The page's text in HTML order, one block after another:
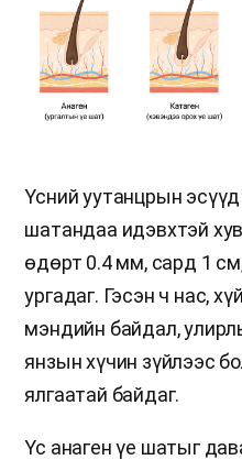
Үсний уутанцрын
шатандаа идэвхтэй
өдөрт 0.4 мм, сард 1
ургадаг. Гэсэн ч нас,
мэндийн байдал,
янзын хүчин зүйлээс
ялгаатай байдаг.
Үс анаген үе шатыг